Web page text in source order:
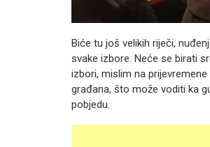
Biće tu još velikih riječi,
svake izbore. Neće se birati
izbori, mislim na
građana, što može voditi ka
pobjedu.